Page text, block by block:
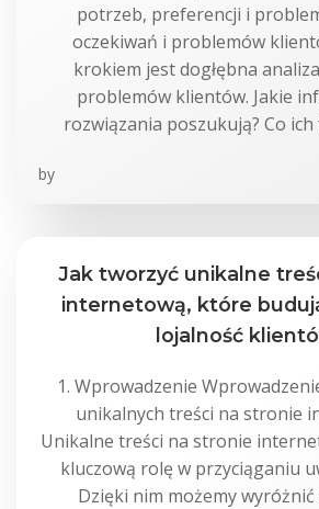
potrzeb, preferencji i
oczekiwań i problemów
krokiem jest dogłębna
problemów klientów. Jakie
rozwiązania poszukują? Co
by
Jak tworzyć unikalne
internetową, które
lojalność
1. Wprowadzenie
unikalnych treści na stronie
Unikalne treści na stronie
kluczową rolę w przyciąganiu
Dzięki nim możemy